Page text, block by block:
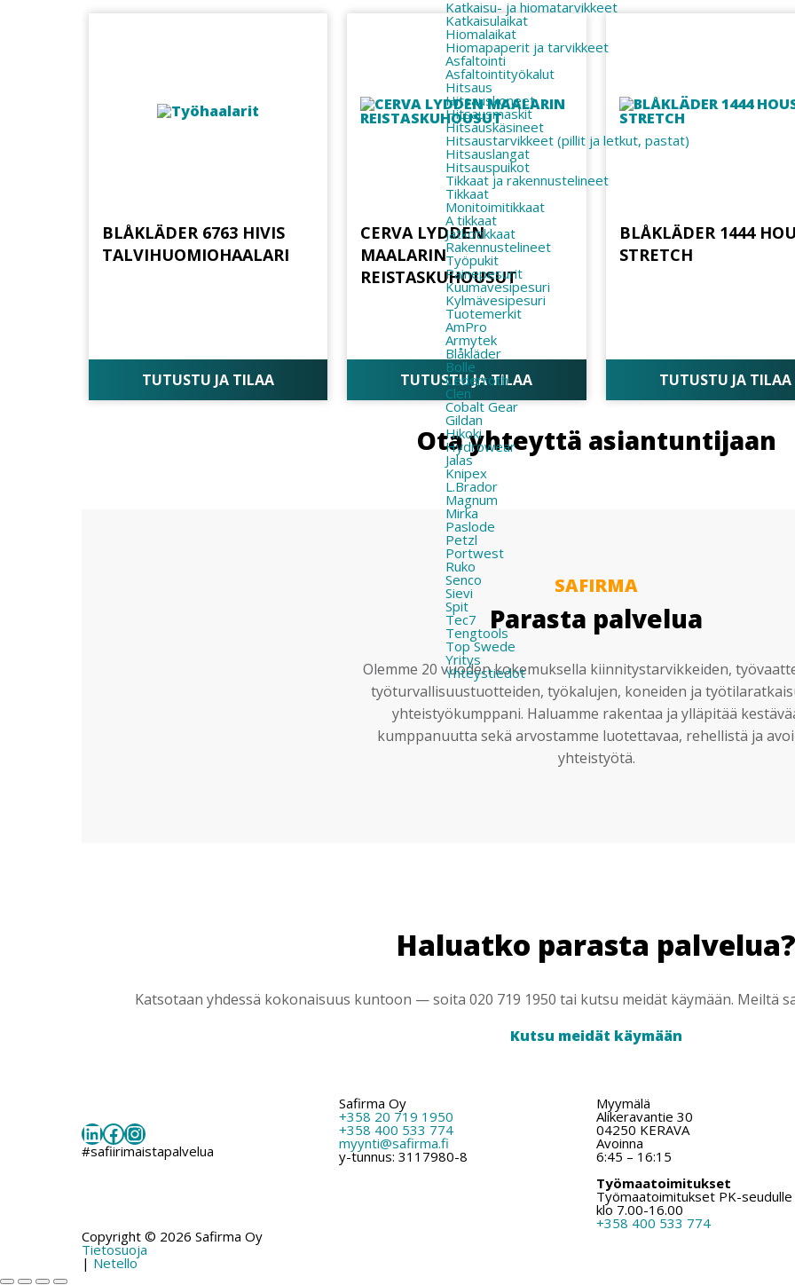
Katkaisu- ja hiomatarvikkeet
Katkaisulaikat
Hiomalaikat
Hiomapaperit ja tarvikkeet
Asfaltointi
Asfaltointityökalut
Hitsaus
Hitsauskoneet
Hitsausmaskit
Hitsauskäsineet
Hitsaustarvikkeet (pillit ja letkut, pastat)
Hitsauslangat
Hitsauspuikot
Tikkaat ja rakennustelineet
Tikkaat
Monitoimitikkaat
A tikkaat
Jatkotikkaat
Rakennustelineet
Työpukit
Painepesurit
Kuumavesipesuri
Kylmävesipesuri
Tuotemerkit
AmPro
Armytek
Blåkläder
Bolle
Cederroth
Clen
Cobalt Gear
Gildan
Hikoki
Hydrowear
Jalas
Knipex
L.Brador
Magnum
Mirka
Paslode
Petzl
Portwest
Ruko
Senco
Sievi
Spit
Tec7
Tengtools
Top Swede
Yritys
Yhteystiedot
BLÅKLÄDER 6763 HIVIS
TALVIHUOMIOHAALARI
TUTUSTU JA TILAA
CERVA LYDDEN
MAALARIN
REISTASKUHOUSUT
TUTUSTU JA TILAA
BLÅKLÄDER 1444
STRETCH
TUTUSTU JA TILAA
Ota yhteyttä asiantuntijaan
SAFIRMA
Parasta palvelua
Olemme 20 vuoden kokemuksella kiinnitystarvikkeiden,
työturvallisuustuotteiden, työkalujen, koneiden ja
yhteistyökumppani. Haluamme rakentaa ja ylläpitää
kumppanuutta sekä arvostamme luotettavaa, rehellistä ja
yhteistyötä.
Haluatko parasta palvelua?
Katsotaan yhdessä kokonaisuus kuntoon — soita 020 719 1950 tai kutsu meidät käymään. Meiltä
Kutsu meidät käymään
LinkedIn
Facebook
Instagram
#safiirimaistapalvelua
Safirma Oy
+358 20 719 1950
+358 400 533 774
myynti@safirma.fi
y-tunnus: 3117980-8
Myymälä
Alikeravantie 30
04250 KERAVA
Avoinna
6:45 – 16:15
Työmaatoimitukset
Työmaatoimitukset PK-
klo 7.00-16.00
+358 400 533 774
Copyright © 2026 Safirma Oy
Tietosuoja
| Netello